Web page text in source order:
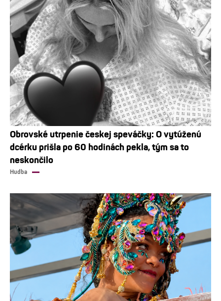
Obrovské utrpenie českej speváčky: O vytúženú
dcérku prišla po 60 hodinách pekla, tým sa to
neskončilo
Hudba